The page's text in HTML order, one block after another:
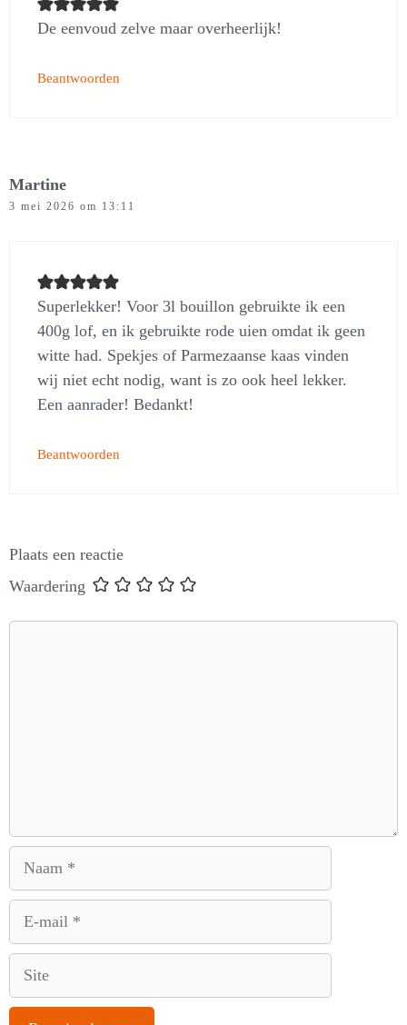
De eenvoud zelve maar overheerlijk!
Beantwoorden
Martine
3 mei 2026 om 13:11
Superlekker! Voor 3l bouillon gebruikte ik een
400g lof, en ik gebruikte rode uien omdat ik geen
witte had. Spekjes of Parmezaanse kaas vinden
wij niet echt nodig, want is zo ook heel lekker.
Een aanrader! Bedankt!
Beantwoorden
Plaats een reactie
Waardering